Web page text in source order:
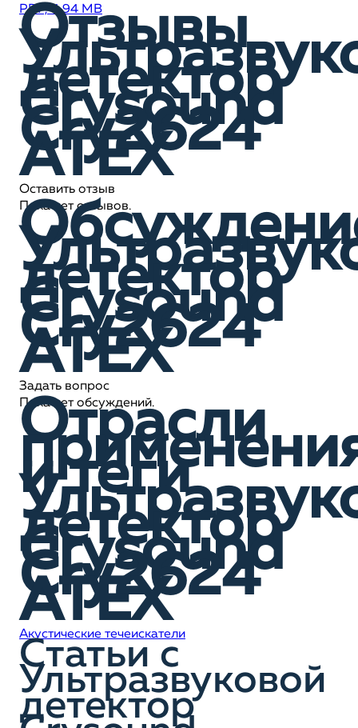
PDF, 4,94 MB
Отзывы
детектор
Crysound
Cry2624
АТЕХ
Оставить отзыв
Пока нет отзывов.
детектор
Crysound
Cry2624
АТЕХ
Задать вопрос
Пока нет обсуждений.
Отрасли
и теги
детектор
Crysound
Cry2624
АТЕХ
Акустические течеискатели
Статьи c
Ультразвуковой
детектор